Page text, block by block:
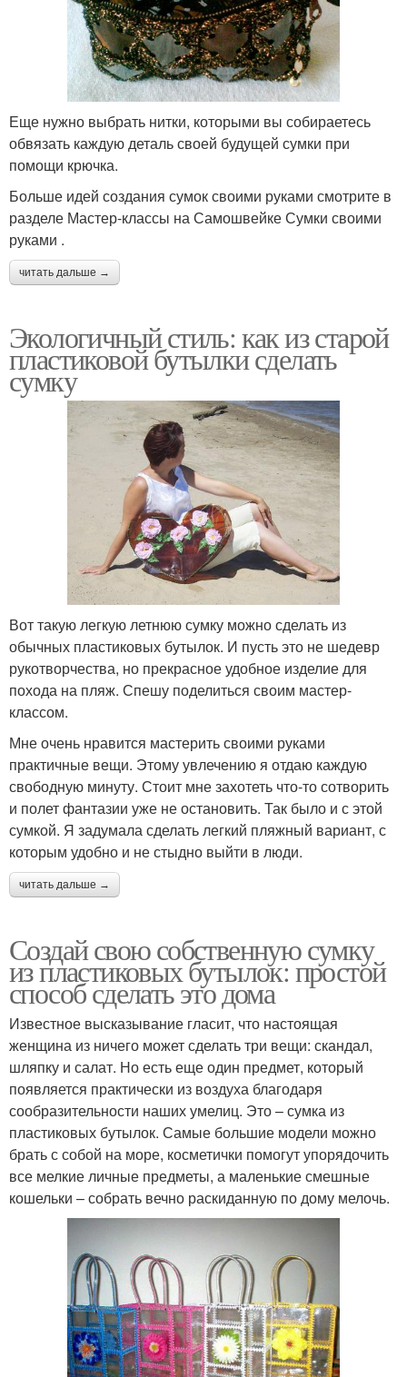
Еще нужно выбрать нитки, которыми вы собираетесь
обвязать каждую деталь своей будущей сумки при
помощи крючка.
Больше идей создания сумок своими руками смотрите в
разделе Мастер-классы на Самошвейке Сумки своими
руками .
читать дальше →
Экологичный стиль: как из старой
пластиковой бутылки сделать
сумку
Вот такую легкую летнюю сумку можно сделать из
обычных пластиковых бутылок. И пусть это не шедевр
рукотворчества, но прекрасное удобное изделие для
похода на пляж. Спешу поделиться своим мастер-
классом.
Мне очень нравится мастерить своими руками
практичные вещи. Этому увлечению я отдаю каждую
свободную минуту. Стоит мне захотеть что-то сотворить
и полет фантазии уже не остановить. Так было и с этой
сумкой. Я задумала сделать легкий пляжный вариант, с
которым удобно и не стыдно выйти в люди.
читать дальше →
Создай свою собственную сумку
из пластиковых бутылок: простой
способ сделать это дома
Известное высказывание гласит, что настоящая
женщина из ничего может сделать три вещи: скандал,
шляпку и салат. Но есть еще один предмет, который
появляется практически из воздуха благодаря
сообразительности наших умелиц. Это – сумка из
пластиковых бутылок. Самые большие модели можно
брать с собой на море, косметички помогут упорядочить
все мелкие личные предметы, а маленькие смешные
кошельки – собрать вечно раскиданную по дому мелочь.